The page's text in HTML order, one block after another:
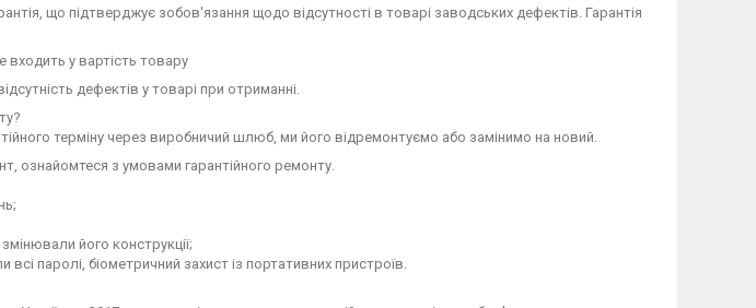
що підтверджує зобов'язання щодо відсутності в товарі заводських дефектів. Гарантія
входить у вартість товару
дефектів у товарі при отриманні.
терміну через виробничий шлюб, ми його відремонтуємо або замінимо на новий.
ознайомтеся з умовами гарантійного ремонту.
його конструкції;
паролі, біометричний захист із портативних пристроїв.